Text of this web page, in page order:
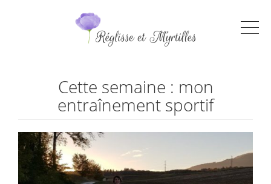
Cette semaine : mon
entraînement sportif